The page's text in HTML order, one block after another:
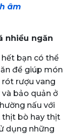
âm
nhiều ngăn
bạn có thể
để giúp món
rót rượu vang
bảo quản ở
nấu với
thịt bò hay thịt
dụng những